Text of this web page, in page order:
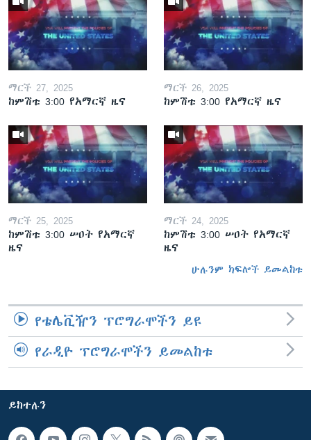
ማርች 27, 2025
ከምሽቱ 3:00 የአማርኛ ዜና
ማርች 26, 2025
ከምሽቱ 3:00 የአማርኛ ዜና
ማርች 25, 2025
ከምሽቱ 3:00 ሠዐት የአማርኛ
ዜና
ማርች 24, 2025
ከምሽቱ 3:00 ሠዐት የአማርኛ
ዜና
ሁሉንም ክፍሎች ይመልከቱ
የቴሌቪዥን ፕሮግራሞችን ይዩ
የራዲዮ ፕሮግራሞችን ይመልከቱ
ይከተሉን